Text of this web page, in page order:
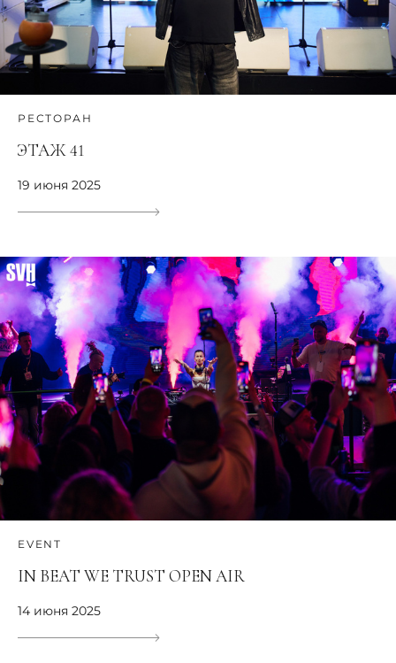
РЕСТОРАН
ЭТАЖ 41
19 июня 2025
EVENT
IN BEAT WE TRUST OPEN AIR
14 июня 2025